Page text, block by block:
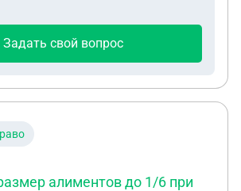
Задать свой вопрос
алиментов до 1/6 при